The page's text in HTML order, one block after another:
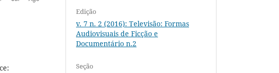
Edição
v. 7 n. 2 (2016): Televisão: Formas
Audiovisuais de Ficção e
Documentário n.2
Seção